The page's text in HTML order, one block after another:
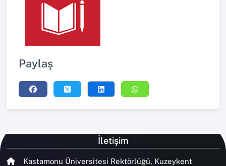
Paylaş
İletişim
Kastamonu Üniversitesi Rektörlüğü, Kuzeykent